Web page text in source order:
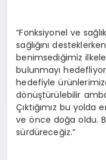
“Fonksiyonel ve
sağlığını
benimsediğimiz
bulunmayı
hedefiyle
dönüştürülebilir
Çıktığımız bu
ve önce doğa oldu.
sürdüreceğiz.”